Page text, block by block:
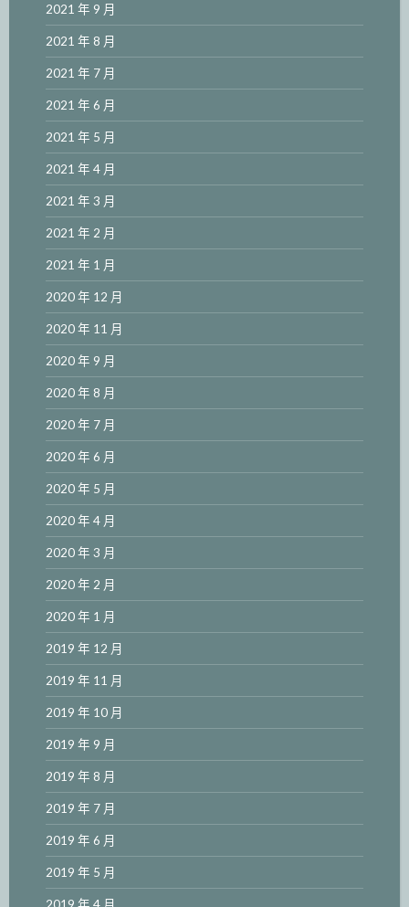
2021 年 9 月
2021 年 8 月
2021 年 7 月
2021 年 6 月
2021 年 5 月
2021 年 4 月
2021 年 3 月
2021 年 2 月
2021 年 1 月
2020 年 12 月
2020 年 11 月
2020 年 9 月
2020 年 8 月
2020 年 7 月
2020 年 6 月
2020 年 5 月
2020 年 4 月
2020 年 3 月
2020 年 2 月
2020 年 1 月
2019 年 12 月
2019 年 11 月
2019 年 10 月
2019 年 9 月
2019 年 8 月
2019 年 7 月
2019 年 6 月
2019 年 5 月